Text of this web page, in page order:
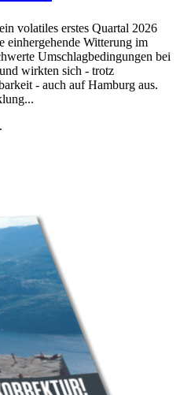
volatiles erstes Quartal 2026
einhergehende Witterung im
Umschlagbedingungen bei
wirkten sich - trotz
- auch auf Hamburg aus.